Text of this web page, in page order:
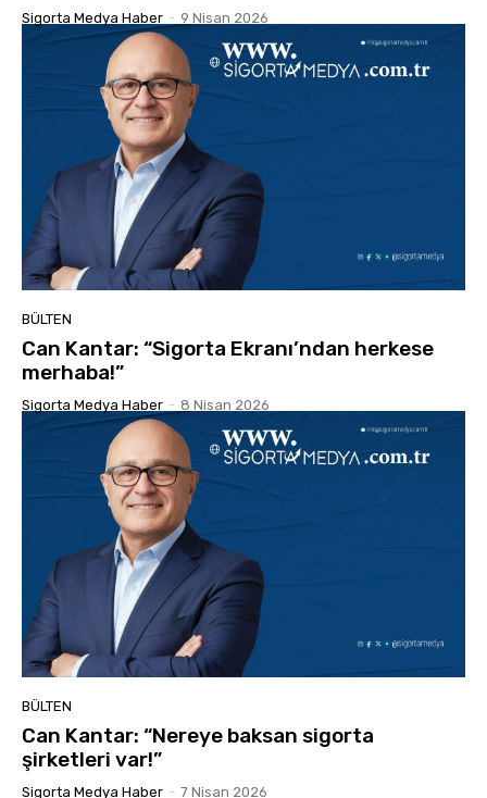
Sigorta Medya Haber - 9 Nisan 2026
BÜLTEN
Can Kantar: “Sigorta Ekranı’ndan herkese
merhaba!”
Sigorta Medya Haber - 8 Nisan 2026
BÜLTEN
Can Kantar: “Nereye baksan sigorta
şirketleri var!”
Sigorta Medya Haber - 7 Nisan 2026